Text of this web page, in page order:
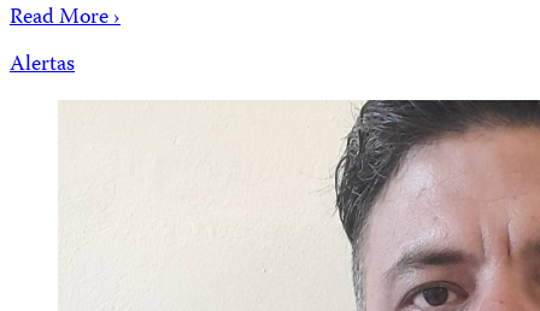
Read More ›
Alertas